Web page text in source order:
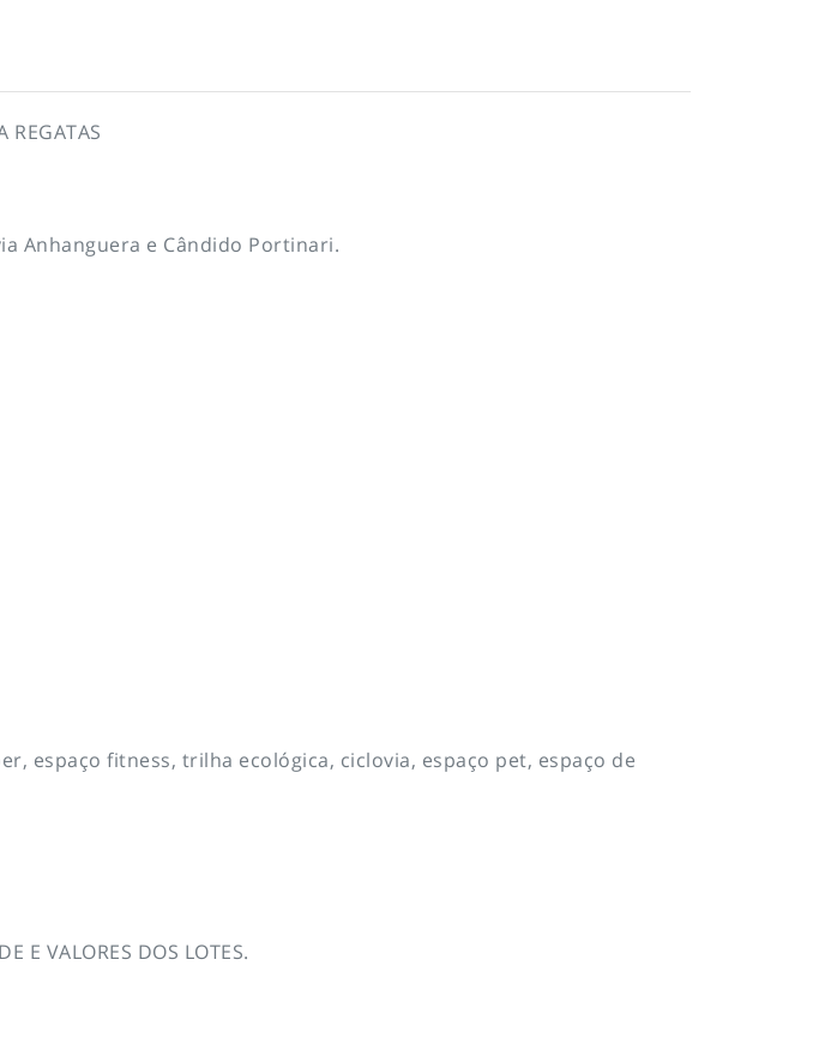
REGATAS
Anhanguera e Cândido Portinari.
espaço fitness, trilha ecológica, ciclovia, espaço pet, espaço de
E VALORES DOS LOTES.